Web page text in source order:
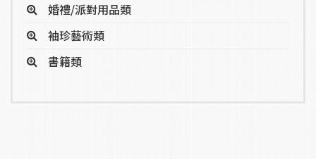
婚禮/派對用品類
袖珍藝術類
書籍類